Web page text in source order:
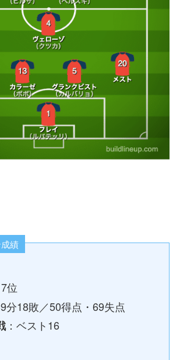
績
位
分18敗／50得点・69失点
：ベスト16